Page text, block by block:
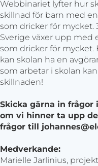
Webbinariet lyfter hur
skillnad för barn med
som dricker för mycket.
Sverige växer upp med
som dricker för mycket.
kan skolan ha en
som arbetar i skolan
skillnaden!
Skicka gärna in frågor
om vi hinner ta upp
frågor till
Medverkande:
Marielle Jarlinius,